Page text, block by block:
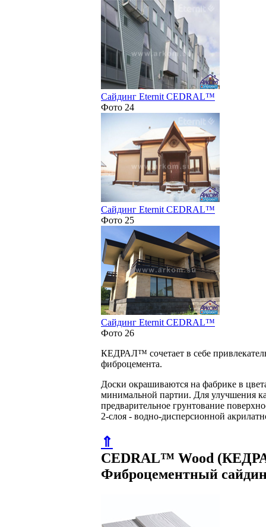
Сайдинг Eternit CEDRAL™
Фото 24
Сайдинг Eternit CEDRAL™
Фото 25
Сайдинг Eternit CEDRAL™
Фото 26
КЕДРАЛ™ сочетает в себе
фиброцемента.
Доски окрашиваются на фабрике в
минимальной партии. Для улучшения
предварительное грунтование
2-слоя - водно-дисперсионной
⇑
CEDRAL™ Wood
Фиброцементный